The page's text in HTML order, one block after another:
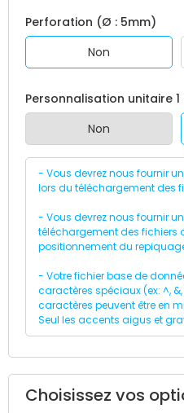
Perforation (Ø : 5mm)
Non
Personnalisation unitaire
Non
- Vous devrez nous fournir
lors du téléchargement des
- Vous devrez nous fournir
téléchargement des fichiers
positionnement du
- Votre fichier base de
caractères spéciaux (ex: ^, &, ',
caractères peuvent être en
Seul les accents aigus et
Choisissez vos